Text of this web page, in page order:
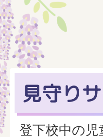
見守り
登下校中の